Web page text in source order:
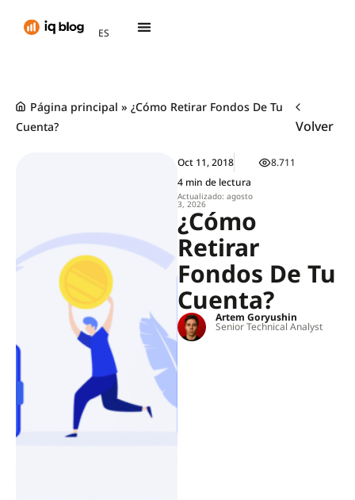
ES
TH
Página principal » ¿Cómo Retirar Fondos De Tu
Cuenta?
Volver
Oct 11, 2018
4 min de lectura
Actualizado: agosto
3, 2026
8.711
¿Cómo
Retirar
Fondos De Tu
Cuenta?
Artem Goryushin
Senior Technical Analyst